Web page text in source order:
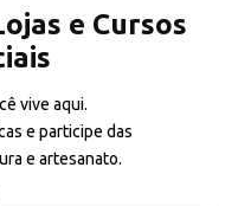
e Cursos
vive aqui.
e participe das
e artesanato.